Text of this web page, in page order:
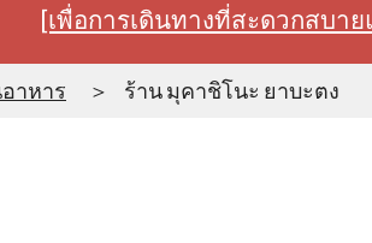
[เพื่อการเดินทางที่สะดวกสบา
าหาร ร้าน มุคาชิโนะ ยาบะตง